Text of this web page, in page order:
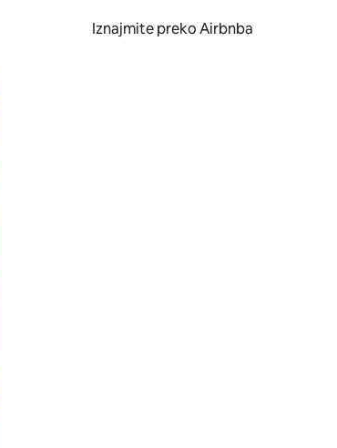
Iznajmite preko Airbnba
po zaslonu.